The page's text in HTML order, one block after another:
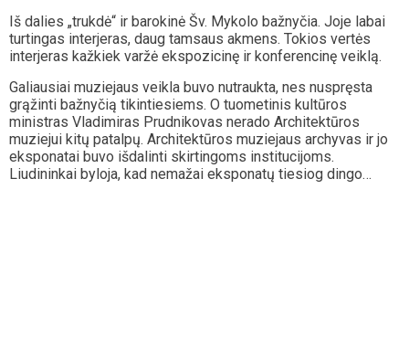
Iš dalies „trukdė“ ir barokinė Šv. Mykolo bažnyčia. Joje labai
turtingas interjeras, daug tamsaus akmens. Tokios vertės
interjeras kažkiek varžė ekspozicinę ir konferencinę veiklą.
Galiausiai muziejaus veikla buvo nutraukta, nes nuspręsta
grąžinti bažnyčią tikintiesiems. O tuometinis kultūros
ministras Vladimiras Prudnikovas nerado Architektūros
muziejui kitų patalpų. Architektūros muziejaus archyvas ir jo
eksponatai buvo išdalinti skirtingoms institucijoms.
Liudininkai byloja, kad nemažai eksponatų tiesiog dingo…